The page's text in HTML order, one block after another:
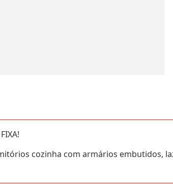
cozinha com armários embutidos,